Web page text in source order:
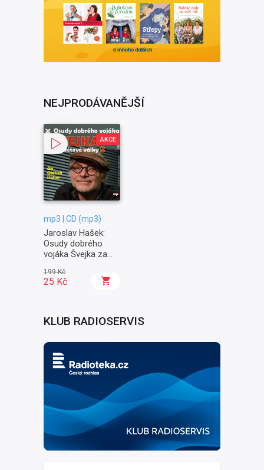
NEJPRODÁVANĚJŠÍ
AKCE
mp3 | CD (mp3)
Jaroslav Hašek:
Osudy dobrého
vojáka Švejka za
Na frontě
199 Kč
25 Kč
KLUB RADIOSERVIS